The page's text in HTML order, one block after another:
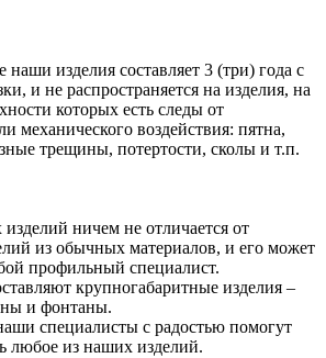
наши изделия составляет 3 (три) года с
и не распространяется на изделия, на
которых есть следы от
механического воздействия: пятна,
трещины, потертости, сколы и т.п.
ничем не отличается от
из обычных материалов, и его может
профильный специалист.
крупногабаритные изделия –
и фонтаны.
специалисты с радостью помогут
любое из наших изделий.